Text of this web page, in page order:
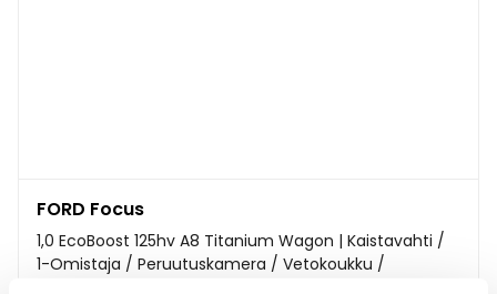
FORD Focus
1,0 EcoBoost 125hv A8 Titanium Wagon | Kaistavahti /
1-Omistaja / Peruutuskamera / Vetokoukku /